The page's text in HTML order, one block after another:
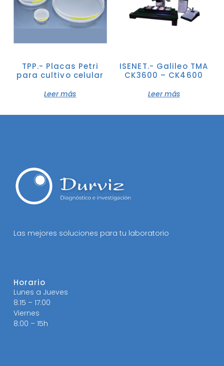
TPP.- Placas Petri
para cultivo celular
Leer más
ISENET.- Galileo TMA
CK3600 – CK4600
Leer más
Las mejores soluciones para tu laboratorio
Horario
Lunes a Jueves
8:15 – 17:00
Viernes
8:00 – 15h